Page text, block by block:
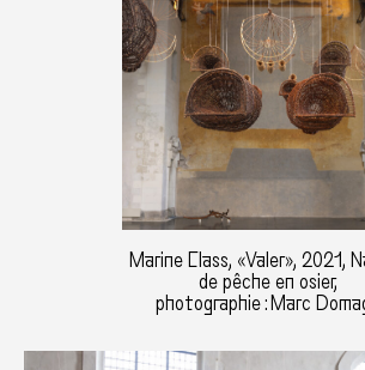
Marine Class, «Valer», 2021,
de pêche en osier,
photographie : Marc